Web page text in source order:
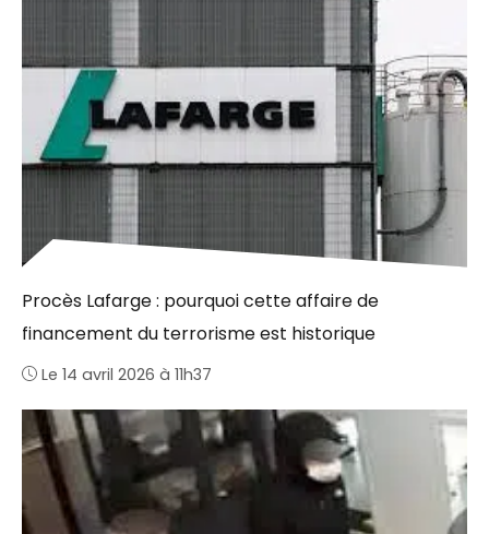
Procès Lafarge : pourquoi cette affaire de
financement du terrorisme est historique
Le 14 avril 2026 à 11h37